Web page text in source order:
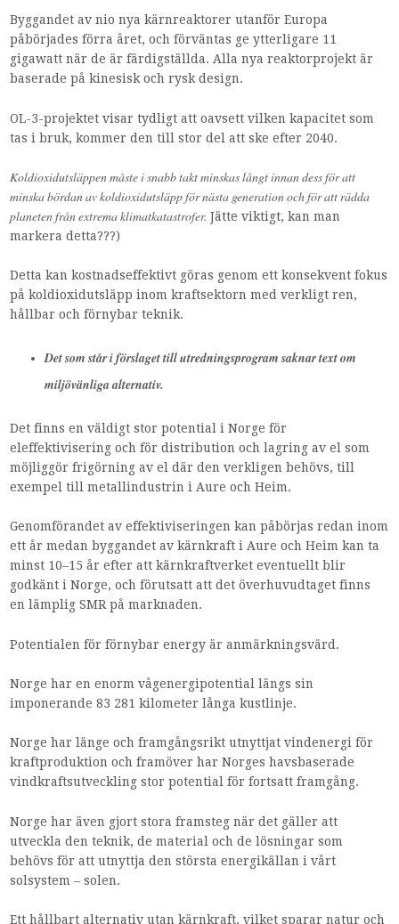
Byggandet av nio nya kärnreaktorer utanför Europa
påbörjades förra året, och förväntas ge ytterligare 11
gigawatt när de är färdigställda. Alla nya reaktorprojekt är
baserade på kinesisk och rysk design.
OL-3-projektet visar tydligt att oavsett vilken kapacitet som
tas i bruk, kommer den till stor del att ske efter 2040.
Koldioxidutsläppen måste i snabb takt minskas långt innan dess för att
minska bördan av koldioxidutsläpp för nästa generation och för att rädda
planeten från extrema klimatkatastrofer. Jätte viktigt, kan man
markera detta???)
Detta kan kostnadseffektivt göras genom ett konsekvent fokus
på koldioxidutsläpp inom kraftsektorn med verkligt ren,
hållbar och förnybar teknik.
Det som står i förslaget till utredningsprogram saknar text om
miljövänliga alternativ.
Det finns en väldigt stor potential i Norge för
eleffektivisering och för distribution och lagring av el som
möjliggör frigörning av el där den verkligen behövs, till
exempel till metallindustrin i Aure och Heim.
Genomförandet av effektiviseringen kan påbörjas redan inom
ett år medan byggandet av kärnkraft i Aure och Heim kan ta
minst 10–15 år efter att kärnkraftverket eventuellt blir
godkänt i Norge, och förutsatt att det överhuvudtaget finns
en lämplig SMR på marknaden.
Potentialen för förnybar energy är anmärkningsvärd.
Norge har en enorm vågenergipotential längs sin
imponerande 83 281 kilometer långa kustlinje.
Norge har länge och framgångsrikt utnyttjat vindenergi för
kraftproduktion och framöver har Norges havsbaserade
vindkraftsutveckling stor potential för fortsatt framgång.
Norge har även gjort stora framsteg när det gäller att
utveckla den teknik, de material och de lösningar som
behövs för att utnyttja den största energikällan i vårt
solsystem – solen.
Ett hållbart alternativ utan kärnkraft, vilket sparar natur och